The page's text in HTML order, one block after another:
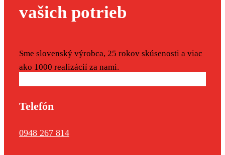
vašich potrieb
Sme slovenský výrobca, 25 rokov skúsenosti a viac
ako 1000 realizácií za nami.
Telefón
0948 267 814